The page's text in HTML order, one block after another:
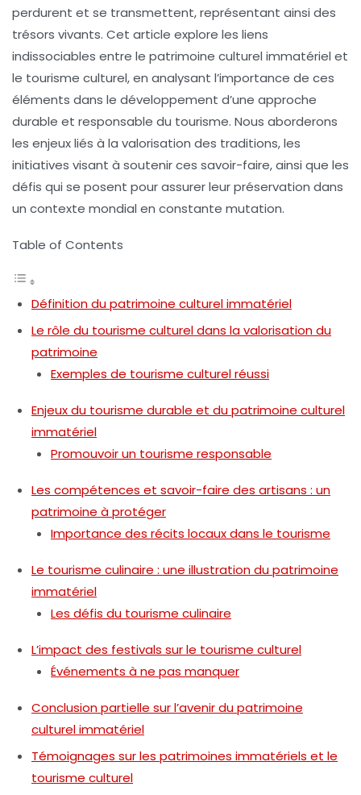
perdurent et se transmettent, représentant ainsi des
trésors vivants. Cet article explore les liens
indissociables entre le patrimoine culturel immatériel et
le tourisme culturel, en analysant l’importance de ces
éléments dans le développement d’une approche
durable et responsable du tourisme. Nous aborderons
les enjeux liés à la valorisation des traditions, les
initiatives visant à soutenir ces savoir-faire, ainsi que les
défis qui se posent pour assurer leur préservation dans
un contexte mondial en constante mutation.
Table of Contents
Définition du patrimoine culturel immatériel
Le rôle du tourisme culturel dans la valorisation du
patrimoine
Exemples de tourisme culturel réussi
Enjeux du tourisme durable et du patrimoine culturel
immatériel
Promouvoir un tourisme responsable
Les compétences et savoir-faire des artisans : un
patrimoine à protéger
Importance des récits locaux dans le tourisme
Le tourisme culinaire : une illustration du patrimoine
immatériel
Les défis du tourisme culinaire
L’impact des festivals sur le tourisme culturel
Événements à ne pas manquer
Conclusion partielle sur l’avenir du patrimoine
culturel immatériel
Témoignages sur les patrimoines immatériels et le
tourisme culturel